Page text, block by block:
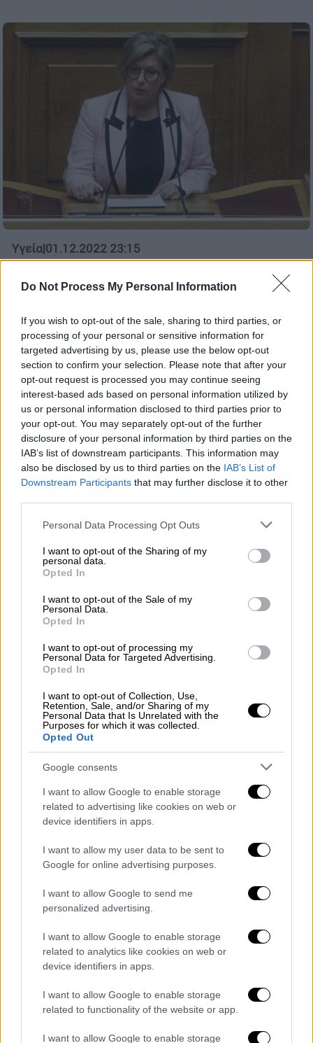
Do Not Process My Personal Information
If you wish to opt-out of the sale, sharing to third parties, or
processing of your personal or sensitive information for
targeted advertising by us, please use the below opt-out
section to confirm your selection. Please note that after your
opt-out request is processed you may continue seeing
interest-based ads based on personal information utilized by
us or personal information disclosed to third parties prior to
your opt-out. You may separately opt-out of the further
disclosure of your personal information by third parties on the
IAB’s list of downstream participants. This information may
also be disclosed by us to third parties on the IAB’s List of
Downstream Participants that may further disclose it to other
Please note that this website/app uses one or more Google
not limited to your visit or usage behaviour. You may click to
grant or deny consent to Google and its third-party tags to
use your data for below specified purposes in below Google
consent section.
Personal Data Processing Opt Outs
I want to opt-out of the Sharing of my
personal data.
Opted In
I want to opt-out of the Sale of my
Personal Data.
Opted In
I want to opt-out of processing my
Personal Data for Targeted Advertising.
Opted In
I want to opt-out of Collection, Use,
Retention, Sale, and/or Sharing of my
Personal Data that Is Unrelated with the
Purposes for which it was collected.
Opted Out
Google consents
I want to allow Google to enable storage
related to advertising like cookies on web or
device identifiers in apps.
I want to allow my user data to be sent to
Google for online advertising purposes.
I want to allow Google to send me
personalized advertising.
I want to allow Google to enable storage
related to analytics like cookies on web or
device identifiers in apps.
I want to allow Google to enable storage
related to functionality of the website or app.
I want to allow Google to enable storage
Υγεία|01.12.2022 23:15
250 ευρώ σε όλους τους γιατρούς του
υπουργός Υγείας
Τη χορήγηση μηνιαίου οικονομικού κινήτρου
προσέλκυσης και παραμονής, ύψους 250
ευρώ, σε όλους τους γιατρούς του ΕΚΑΒ,
ανακοίνωσε από το βήμα της Βουλής, η
αναπληρώτρια υπουργός Υγείας, Ασημίνα
Γκάγκα
Αθλητισμός 01.12.2022 23:00
Μουντιάλ 2022: Κι όμως οι Γερμανοί
απέτυχαν ξανά! Δεύτερος σερί
αποκλεισμός απ' τους ομίλους παρά τη
νίκη με 4-2 επί της Κόστα Ρίκα
Τέσσερα χρόνια μετά το ναυάγιο στο
Μουντιάλ της Ρωσίας οι Γερμανοί
αποχωρούν ξανά πρόωρα απ' τη διοργάνωση